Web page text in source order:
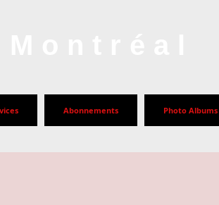
Abonnements Photo Albums